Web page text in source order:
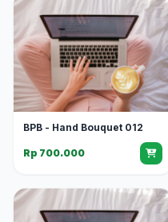
BPB - Hand Bouquet 012
Rp 700.000